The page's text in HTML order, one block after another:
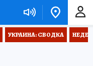
УКРАИНА: СВОДКА